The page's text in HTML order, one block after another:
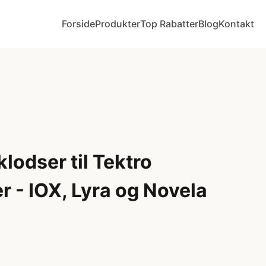
ForsideProdukterTop RabatterBlogKontakt
til Tektro
- IOX, Lyra og Novela